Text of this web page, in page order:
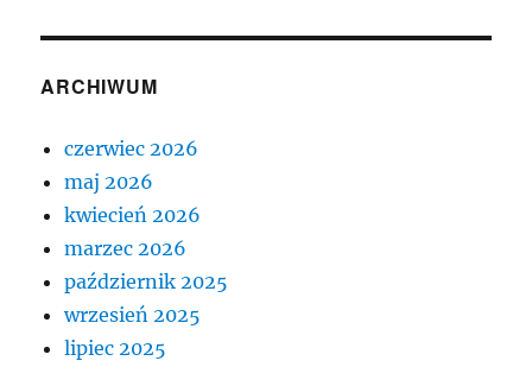
ARCHIWUM
czerwiec 2026
maj 2026
kwiecień 2026
marzec 2026
październik 2025
wrzesień 2025
lipiec 2025